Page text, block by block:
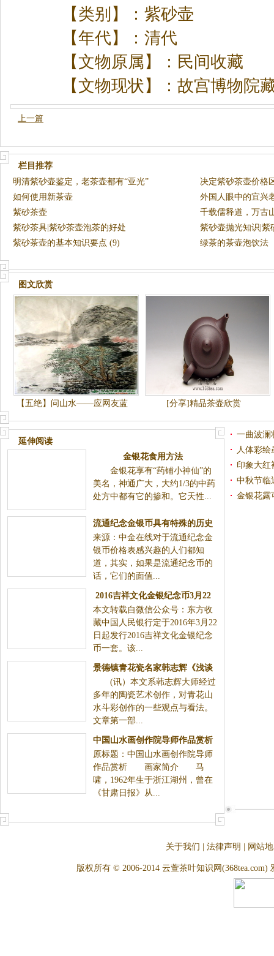
【类别】：紫砂壶
【年代】：清代
【文物原属】：民间收藏
【文物现状】：故宫博物院
上一篇
栏目推荐
明清紫砂壶鉴定，老茶壶都有“亚光”
决定紫砂茶壶价格
如何使用新茶壶
外国人眼中的宜兴
紫砂茶壶
千载儒释道，万古
紫砂茶具|紫砂茶壶泡茶的好处
紫砂壶抛光知识|紫
紫砂茶壶的基本知识要点 (9)
绿茶的茶壶泡饮法
图文欣赏
【五绝】问山水——应网友蓝
蓝图题
[分享]精品茶壶欣赏
延伸阅读
金银花食用方法
金银花享有“药铺小神仙”的
美名，神通广大，大约1/3的中药
处方中都有它的掺和。它天性...
流通纪念金银币具有特殊的历史
意义_钱币天地_新浪收藏_新浪
网
来源：中金在线对于流通纪念金
银币价格表感兴趣的人们都知
道，其实，如果是流通纪念币的
话，它们的面值...
2016吉祥文化金银纪念币3月22
日首发
本文转载自微信公众号：东方收
藏中国人民银行定于2016年3月22
日起发行2016吉祥文化金银纪念
币一套。该...
景德镇青花瓷名家韩志辉《浅谈
青花山水斗彩的创作》
(讯）本文系韩志辉大师经过
多年的陶瓷艺术创作，对青花山
水斗彩创作的一些观点与看法。
文章第一部...
中国山水画创作院导师作品赏析
（图）
原标题：中国山水画创作院导师
作品赏析 画家简介 马
啸，1962年生于浙江湖州，曾在
《甘肃日报》从...
一曲波澜
水画
人体彩绘
印象大红
中秋节临
金银花露
关于我们 法律声明 网站
版权所有 © 2006-2014 云萱茶叶知识网